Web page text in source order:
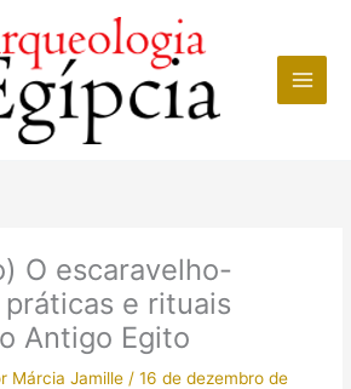
O escaravelho-
e rituais
Antigo Egito
Márcia Jamille /16 de dezembro de